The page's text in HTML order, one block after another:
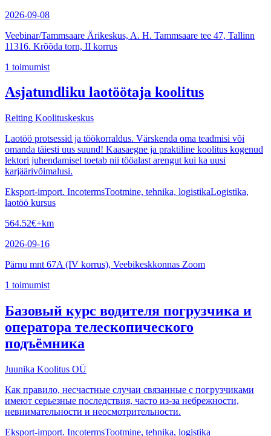
2026-09-08
Veebinar/Tammsaare Ärikeskus, A. H. Tammsaare tee 47, Tallinn
11316. Krõõda torn, II korrus
1 toimumist
Asjatundliku laotöötaja koolitus
Reiting Koolituskeskus
Laotöö protsessid ja töökorraldus. Värskenda oma teadmisi või
omanda täiesti uus suund! Kaasaegne ja praktiline koolitus kogenud
lektori juhendamisel toetab nii tööalast arengut kui ka uusi
karjäärivõimalusi.
Eksport-import. IncotermsTootmine, tehnika, logistikaLogistika,
laotöö kursus
564.52€+km
2026-09-16
Pärnu mnt 67A (IV korrus), Veebikeskkonnas Zoom
1 toimumist
Базовый курс водителя погрузчика и
оператора телескопического
подъёмника
Juunika Koolitus OÜ
Как правило, несчастные случаи связанные с погрузчиками
имеют серьезные последствия, часто из-за небрежности,
невнимательности и неосмотрительности.
Eksport-import. IncotermsTootmine, tehnika, logistika